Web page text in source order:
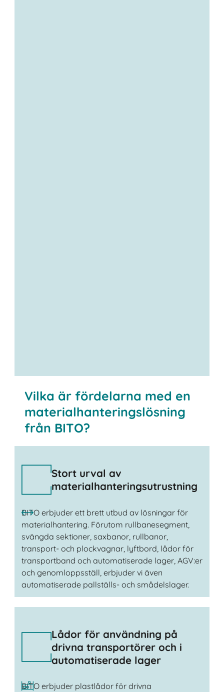
Kontakta oss
Vilka är fördelarna med en
materialhanteringslösning
från BITO?
Stort urval av
materialhanteringsutrustning
BITO erbjuder ett brett utbud av lösningar för
materialhantering. Förutom rullbanesegment,
svängda sektioner, saxbanor, rullbanor,
transport- och plockvagnar, lyftbord, lådor för
transportband och automatiserade lager, AGV:er
och genomloppsställ, erbjuder vi även
automatiserade pallställs- och smådelslager.
Lådor för användning på
drivna transportörer och i
automatiserade lager
BITO erbjuder plastlådor för drivna